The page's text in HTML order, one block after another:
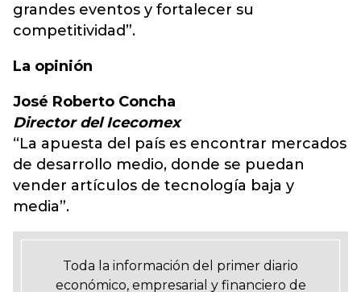
grandes eventos y fortalecer su
competitividad”.
La opinión
José Roberto Concha
Director del Icecomex
“La apuesta del país es encontrar mercados
de desarrollo medio, donde se puedan
vender artículos de tecnología baja y
media”.
Toda la información del primer diario
económico, empresarial y financiero de